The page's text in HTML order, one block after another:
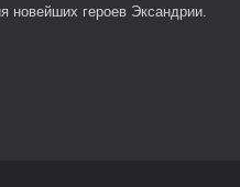
новейших героев Эксандрии.